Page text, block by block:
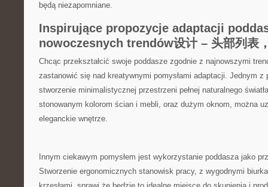
będą niezapomniane.
Inspirujące propozycje adaptacji⁢
nowoczesnych trendów设计 – 头部列表
Chcąc ‍przekształcić‌ swoje poddasze zgodnie z najnowszymi
zastanowić‌ się nad kreatywnymi pomysłami ​adaptacji. Jednym z
stworzenie minimalistycznej ⁣przestrzeni pełnej naturalnego
stonowanym kolorom ścian i mebli,⁣ oraz dużym oknom, można
eleganckie wnętrze.
Innym ciekawym pomysłem jest wykorzystanie poddasza‍ jako
Stworzenie ‌ergonomicznych stanowisk‍ pracy, z wygodnymi